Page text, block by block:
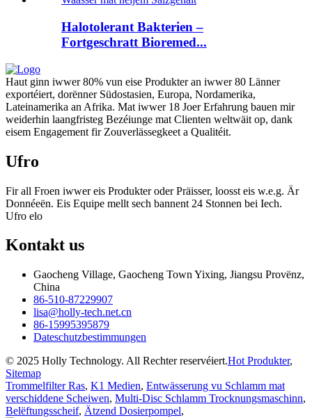
Halotolerant Bakterien –
Fortgeschratt Bioremed...
Haut ginn iwwer 80% vun eise Produkter an iwwer 80 Länner
exportéiert, dorënner Südostasien, Europa, Nordamerika,
Lateinamerika an Afrika. Mat iwwer 18 Joer Erfahrung bauen mir
weiderhin laangfristeg Bezéiunge mat Clienten weltwäit op, dank
eisem Engagement fir Zouverlässegkeet a Qualitéit.
Ufro
Fir all Froen iwwer eis Produkter oder Präisser, loosst eis w.e.g. Är
Donnéeën. Eis Equipe mellt sech bannent 24 Stonnen bei Iech.
Ufro elo
Kontakt us
Gaocheng Village, Gaocheng Town Yixing, Jiangsu Provënz,
China
86-510-87229907
lisa@holly-tech.net.cn
86-15995395879
Dateschutzbestimmungen
© 2025 Holly Technology. All Rechter reservéiert.Hot Produkter,
Sitemap
Trommelfilter Ras, K1 Medien, Entwässerung vu Schlamm mat
verschiddene Scheiwen, Multi-Disc Schlamm Trocknungsmaschinn,
Belëftungsscheif, Ätzend Dosierpompel,